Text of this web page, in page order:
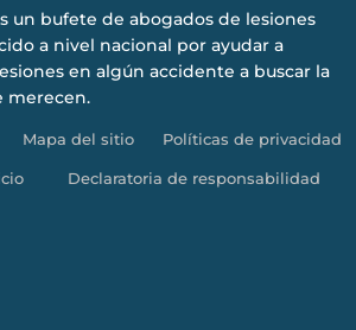
un bufete de abogados de lesiones
a nivel nacional por ayudar a
en algún accidente a buscar la
merecen.
Mapa del sitio Políticas de privacidad
Declaratoria de responsabilidad